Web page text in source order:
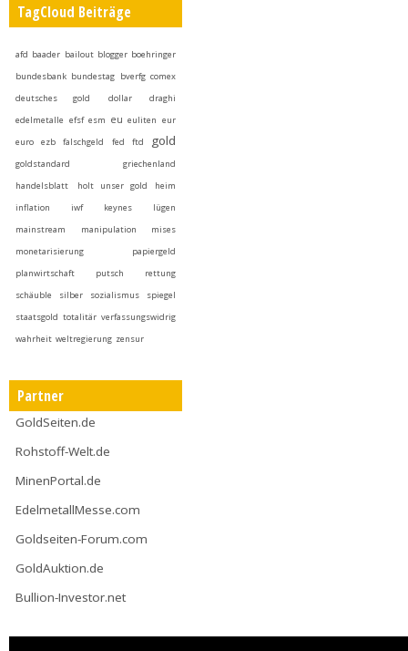
TagCloud Beiträge
afd baader bailout blogger boehringer
bundesbank bundestag bverfg comex
deutsches gold
dollar
draghi
edelmetalle efsf esm eu euliten eur
euro
ezb falschgeld fed ftd gold
goldstandard
griechenland
handelsblatt
holt unser gold heim
inflation
iwf keynes
lügen
mainstream
manipulation
mises
monetarisierung
papiergeld
planwirtschaft
putsch
rettung
schäuble
silber sozialismus
spiegel
staatsgold totalitär verfassungswidrig
wahrheit weltregierung zensur
Partner
GoldSeiten.de
Rohstoff-Welt.de
MinenPortal.de
EdelmetallMesse.com
Goldseiten-Forum.com
GoldAuktion.de
Bullion-Investor.net